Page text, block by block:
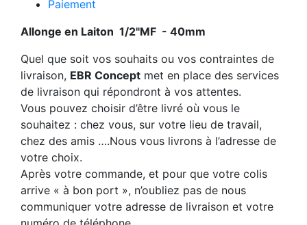
Paiement
Allonge en Laiton 1/2"MF - 40mm
Quel que soit vos souhaits ou vos contraintes de
livraison, EBR Concept met en place des services
de livraison qui répondront à vos attentes.
Vous pouvez choisir d’être livré où vous le
souhaitez : chez vous, sur votre lieu de travail,
chez des amis ….Nous vous livrons à l’adresse de
votre choix.
Après votre commande, et pour que votre colis
arrive « à bon port », n’oubliez pas de nous
communiquer votre adresse de livraison et votre